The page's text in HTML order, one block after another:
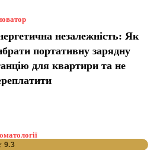
незалежність: Як
портативну зарядну
для квартири та не
9.3